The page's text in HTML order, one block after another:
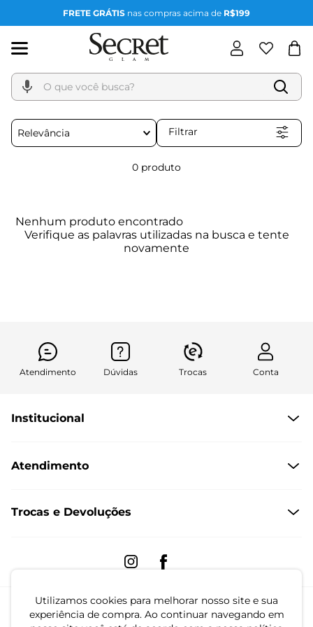
Utilizamos cookies para melhorar nosso site e sua
experiência de compra. Ao continuar navegando em
FRETE GRÁTIS nas compras acima de R$199
O que você busca?
Relevância Filtrar
0 produto
Nenhum produto encontrado
Atendimento Dúvidas Trocas Conta
Institucional
Políticas de Privacidade
Formas de Entrega
Regulamento de Promoções
Canal de Denúncias | Ética
Atendimento
Fale conosco pelo WhatsApp
Trocas e Devoluções